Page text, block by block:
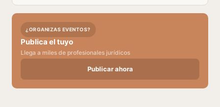
¿ORGANIZAS EVENTOS?
Publica el tuyo
Llega a miles de profesionales jurídicos
Publicar ahora